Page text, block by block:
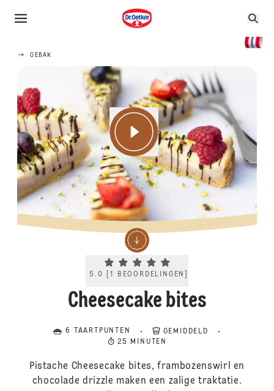
GEBAK
Current rating 5.0. Click to rate.
5.0 [1 BEOORDELINGEN
Cheesecake bites
6 TAARTPUNTEN
GEMIDDELD
25 MINUTEN
Pistache Cheesecake bites, frambozenswirl en
chocolade drizzle maken een zalige traktatie.